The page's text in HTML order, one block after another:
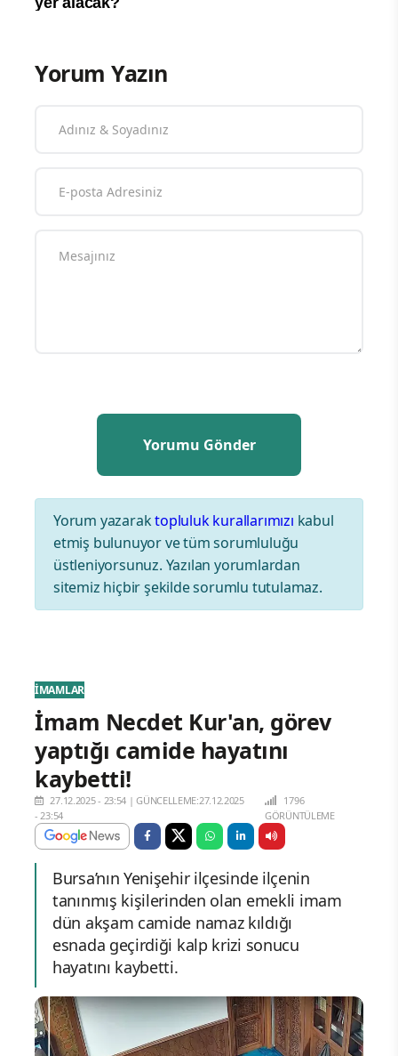
Yorum Yazın
Yorum yazaraktopluluk kurallarımızı kabul
etmiş bulunuyor ve tüm sorumluluğu
üstleniyorsunuz. Yazılan yorumlardan
sitemiz hiçbir şekilde sorumlu tutulamaz.
İMAMLAR
İmam Necdet Kur'an, görev
yaptığı camide hayatını
kaybetti!
27.12.2025 - 23:54 |GÜNCELLEME:27.12.2025
- 23:54
1796
GÖRÜNTÜLEME
Bursa’nın Yenişehir ilçesinde ilçenin
tanınmış kişilerinden olan emekli imam
dün akşam camide namaz kıldığı
esnada geçirdiği kalp krizi sonucu
hayatını kaybetti.